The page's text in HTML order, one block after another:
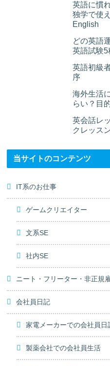
英語に慣
独学で使
English
どの英語
英語試験5
英語初級
序
海外生活
らい？目
英会話レ
クレッス
当サイトのコンテンツ
IT系のお仕事
ゲームクリエイター
文系SE
社内SE
ニート・フリーター・非正規
会社員日記
家電メーカーでの会社員日
製薬会社での会社員生活